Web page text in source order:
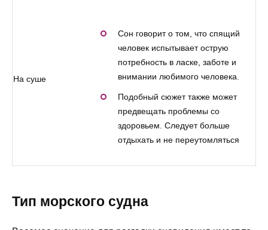
На суше
Сон говорит о том, что спящий
человек испытывает острую
потребность в ласке, заботе и
внимании любимого человека.
Подобный сюжет также может
предвещать проблемы со
здоровьем. Следует больше
отдыхать и не переутомляться
Тип морского судна